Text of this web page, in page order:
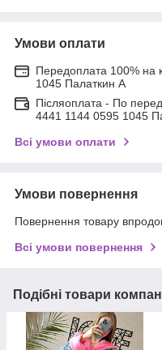
Умови оплати
Передоплата 100% на
1045 Палаткин А
Післяоплата - По
4441 1144 0595 1045
Всі умови оплати
Умови повернення
Повернення товару
Всі умови повернення
Подібні товари